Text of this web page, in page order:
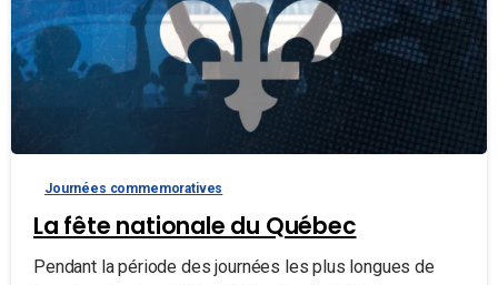
Journées commemoratives
La fête nationale du Québec
Pendant la période des journées les plus longues de